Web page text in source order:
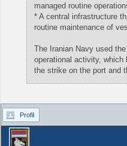
managed routine
* A central infrastructure
routine maintenance of
The Iranian Navy used
operational activity, which
the strike on the port and
Profil